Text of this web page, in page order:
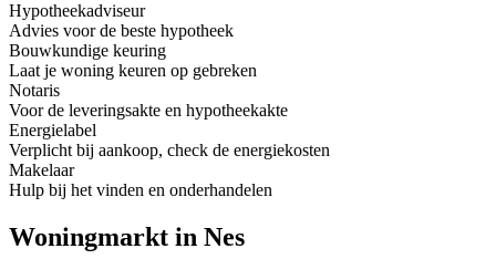
Hypotheekadviseur
Advies voor de beste hypotheek
Bouwkundige keuring
Laat je woning keuren op gebreken
Notaris
Voor de leveringsakte en hypotheekakte
Energielabel
Verplicht bij aankoop, check de energiekosten
Makelaar
Hulp bij het vinden en onderhandelen
Woningmarkt in Nes